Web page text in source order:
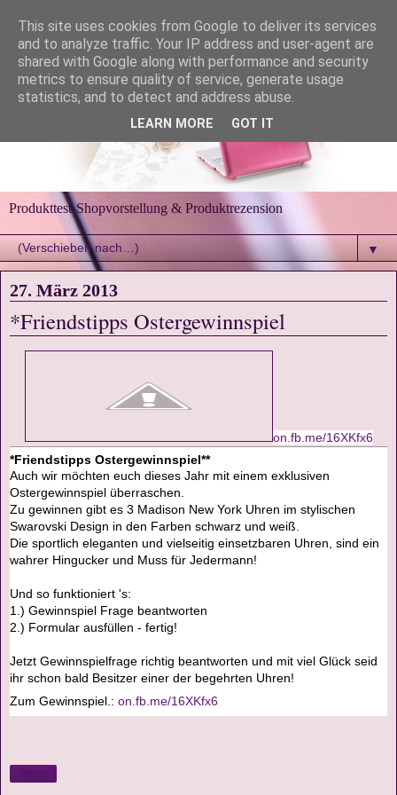
Produkttest-Shopvorstellung & Produktrezension
▼
27. März 2013
*Friendstipps Ostergewinnspiel
on.fb.me/16XKfx6
*Friendstipps Ostergewinnspiel**
Auch wir möchten euch dieses Jahr mit einem exklusiven
Ostergewinnspiel überraschen.
Zu gewinnen gibt es 3 Madison New York Uhren im stylischen
Swarovski Design in den Farben schwarz und weiß.
Die sportlich eleganten und vielseitig einsetzbaren Uhren, sind ein
wahrer Hingucker und Muss für Jedermann!
Und so funktioniert 's:
1.) Gewinnspiel Frage beantworten
2.) Formular ausfüllen - fertig!
Jetzt Gewinnspielfrage richtig beantworten und mit viel Glück seid
ihr schon bald Besitzer einer der begehrten Uhren!
Zum Gewinnspiel.: on.fb.me/16XKfx6
This site uses cookies from Google to deliver its services
and to analyze traffic. Your IP address and user-agent are
shared with Google along with performance and security
metrics to ensure quality of service, generate usage
statistics, and to detect and address abuse.
LEARN MORE GOT IT